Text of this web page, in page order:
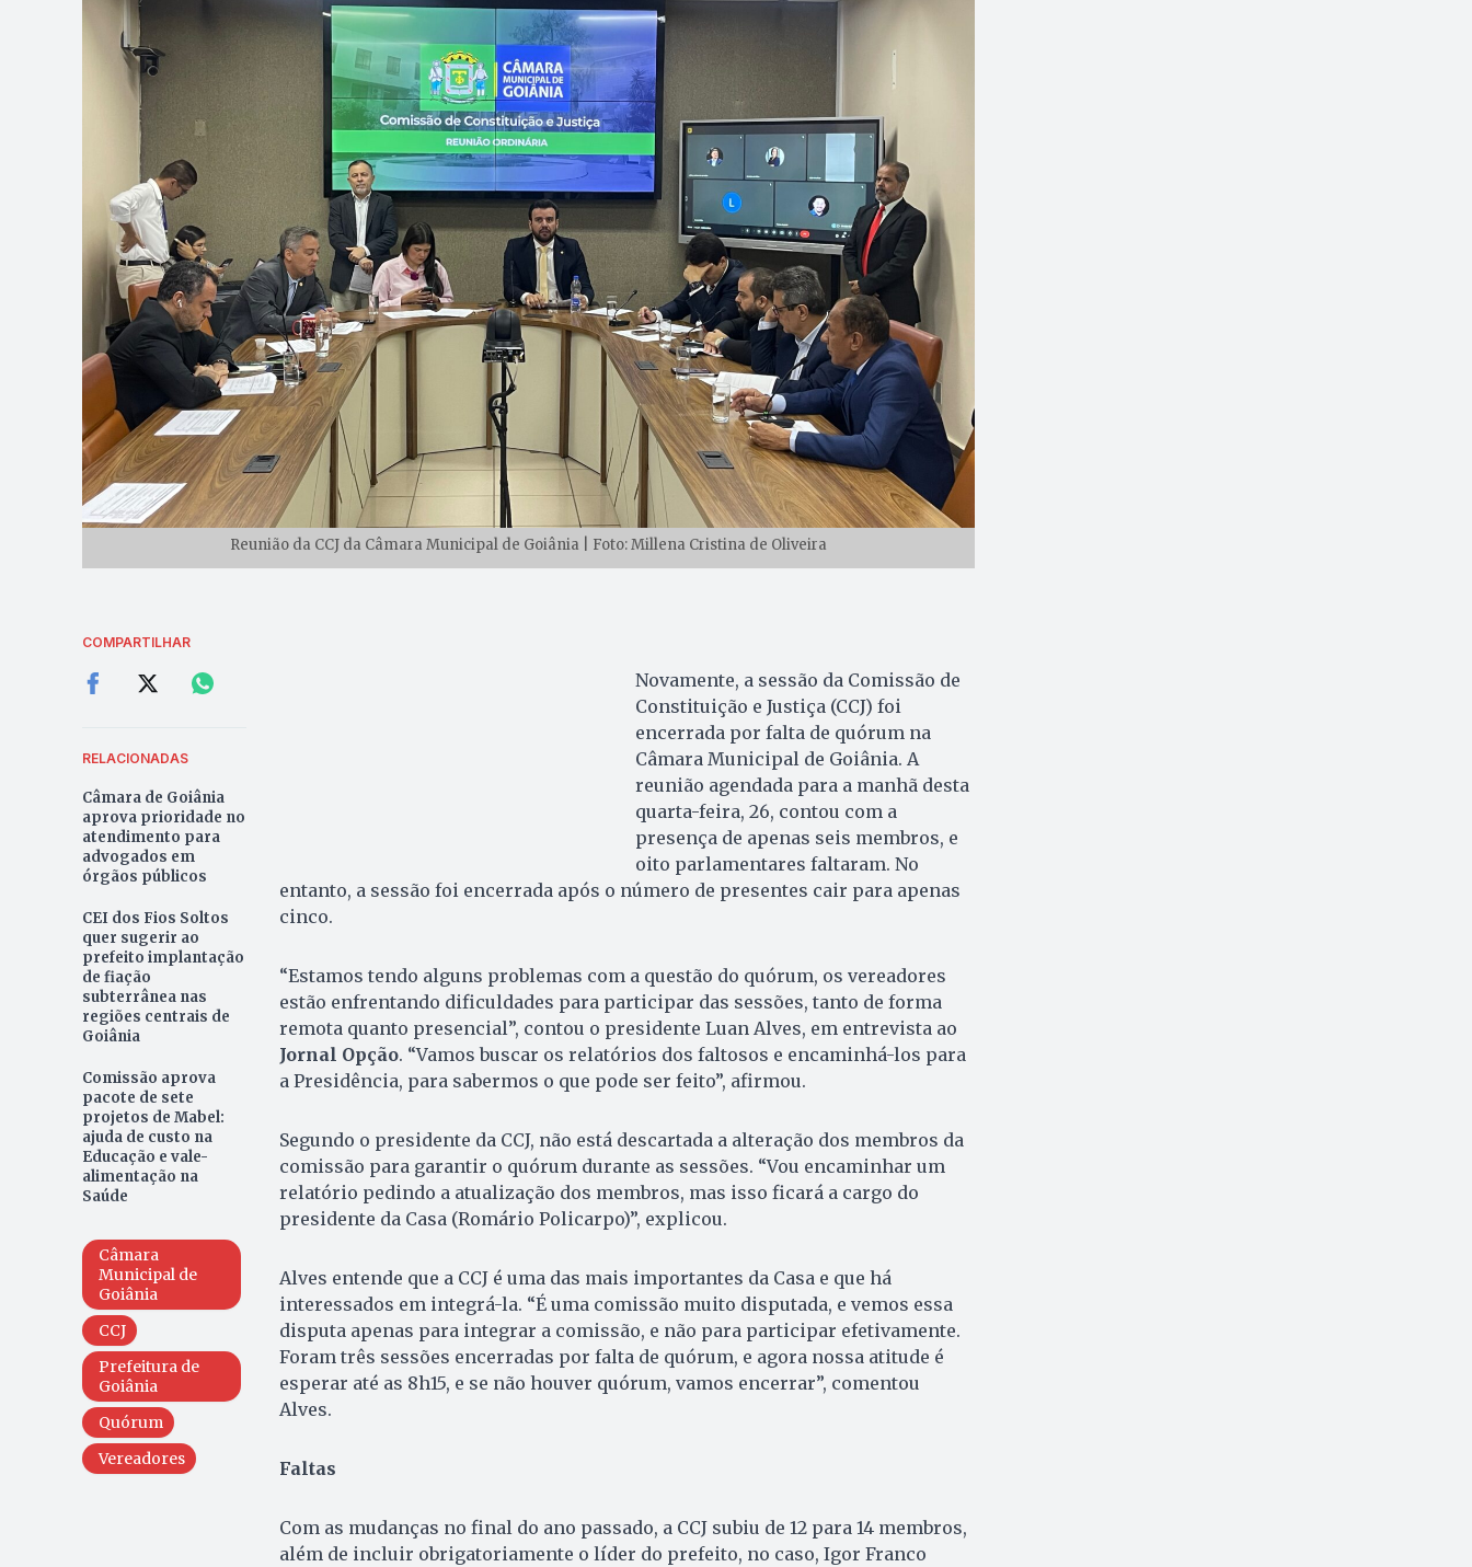
Reunião da CCJ da Câmara Municipal de Goiânia | Foto: Millena Cristina de Oliveira
COMPARTILHAR
RELACIONADAS
Câmara de Goiânia
aprova prioridade no
atendimento para
advogados em
órgãos públicos
CEI dos Fios Soltos
quer sugerir ao
prefeito implantação
de fiação
subterrânea nas
regiões centrais de
Goiânia
Comissão aprova
pacote de sete
projetos de Mabel:
ajuda de custo na
Educação e vale-
alimentação na
Saúde
Câmara
Municipal de
Goiânia
CCJ
Prefeitura de
Goiânia
Quórum
Vereadores
Novamente, a sessão da Comissão de
Constituição e Justiça (CCJ) foi
encerrada por falta de quórum na
Câmara Municipal de Goiânia. A
reunião agendada para a manhã desta
quarta-feira, 26, contou com a
presença de apenas seis membros, e
oito parlamentares faltaram. No
entanto, a sessão foi encerrada após o número de presentes cair para apenas
cinco.
“Estamos tendo alguns problemas com a questão do quórum, os vereadores
estão enfrentando dificuldades para participar das sessões, tanto de forma
remota quanto presencial”, contou o presidente Luan Alves, em entrevista ao
Jornal Opção. “Vamos buscar os relatórios dos faltosos e encaminhá-los para
a Presidência, para sabermos o que pode ser feito”, afirmou.
Segundo o presidente da CCJ, não está descartada a alteração dos membros da
comissão para garantir o quórum durante as sessões. “Vou encaminhar um
relatório pedindo a atualização dos membros, mas isso ficará a cargo do
presidente da Casa (Romário Policarpo)”, explicou.
Alves entende que a CCJ é uma das mais importantes da Casa e que há
interessados em integrá-la. “É uma comissão muito disputada, e vemos essa
disputa apenas para integrar a comissão, e não para participar efetivamente.
Foram três sessões encerradas por falta de quórum, e agora nossa atitude é
esperar até as 8h15, e se não houver quórum, vamos encerrar”, comentou
Alves.
Faltas
Com as mudanças no final do ano passado, a CCJ subiu de 12 para 14 membros,
além de incluir obrigatoriamente o líder do prefeito, no caso, Igor Franco